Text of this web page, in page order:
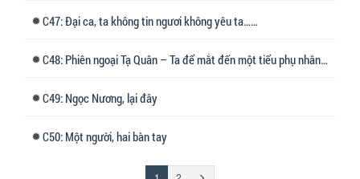
47: Đại ca, ta không tin ngươi không yêu ta……
48: Phiên ngoại Tạ Quân – Ta để mắt đến một tiểu phụ nhân…
49: Ngọc Nương, lại đây
50: Một người, hai bàn tay
(đang Trang